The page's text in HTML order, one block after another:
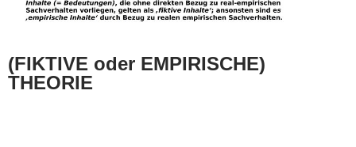
(FIKTIVE oder EMPIRISCHE)
THEORIE